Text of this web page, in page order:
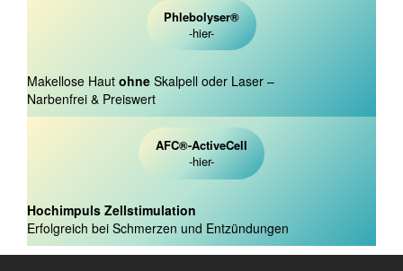
Phlebolyser®
-hier-
Makellose Haut ohne Skalpell oder Laser –
Narbenfrei & Preiswert
AFC®-ActiveCell
-hier-
Hochimpuls Zellstimulation
Erfolgreich bei Schmerzen und Entzündungen